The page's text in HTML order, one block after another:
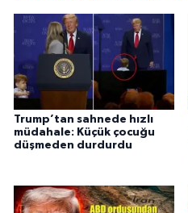
Trump’tan sahnede hızlı
müdahale: Küçük çocuğu
düşmeden durdurdu